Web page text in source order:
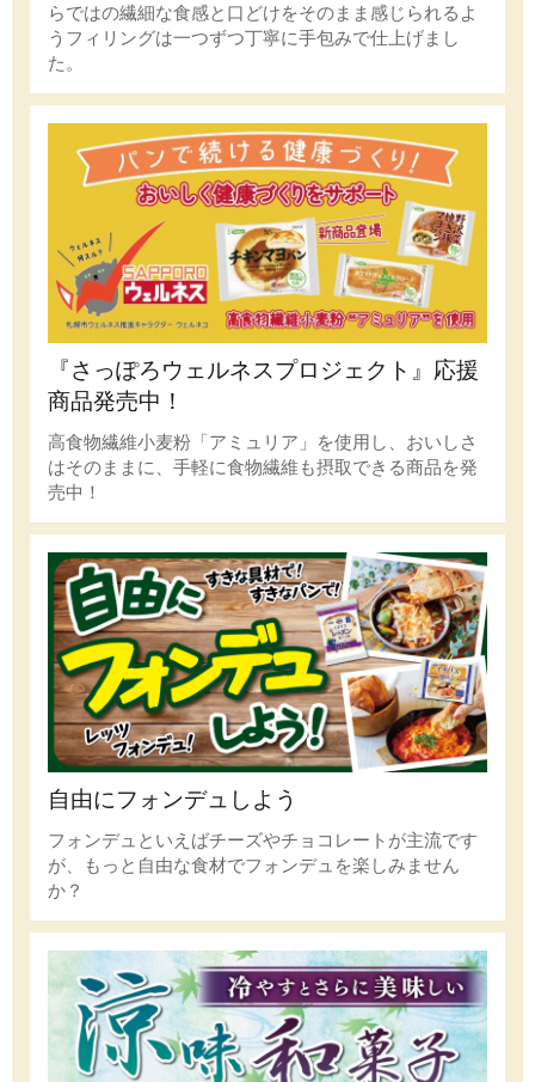
らではの繊細な食感と口どけをそのまま感じられるよ
うフィリングは一つずつ丁寧に手包みで仕上げまし
た。
『さっぽろウェルネスプロジェクト』応援
商品発売中！
高食物繊維小麦粉「アミュリア」を使用し、おいしさ
はそのままに、手軽に食物繊維も摂取できる商品を発
売中！
自由にフォンデュしよう
フォンデュといえばチーズやチョコレートが主流です
が、もっと自由な食材でフォンデュを楽しみません
か？